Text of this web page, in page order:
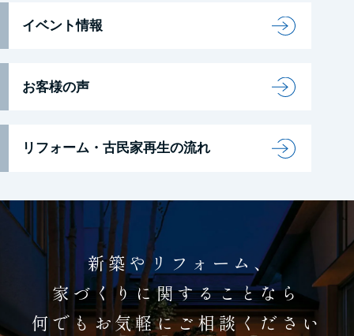
イベント情報
お客様の声
リフォーム・古民家再生の流れ
新築やリフォーム、
家づくりに関することなら
何でもお気軽にご相談ください